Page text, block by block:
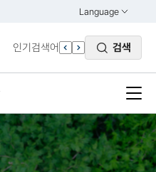
Language
열기
ENGLISH
인기검색어 검색